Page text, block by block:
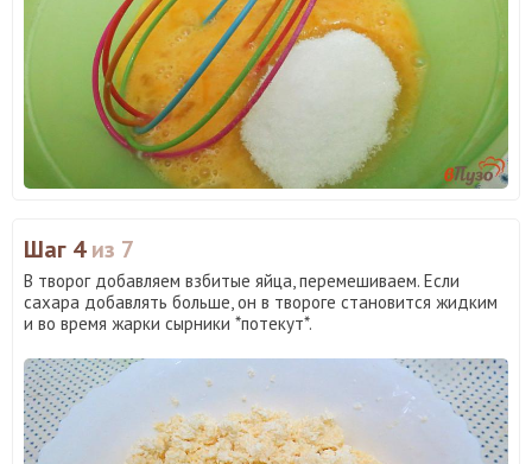
Шаг 4из 7
В творог добавляем взбитые яйца, перемешиваем. Если
сахара добавлять больше, он в твороге становится жидким
и во время жарки сырники *потекут*.